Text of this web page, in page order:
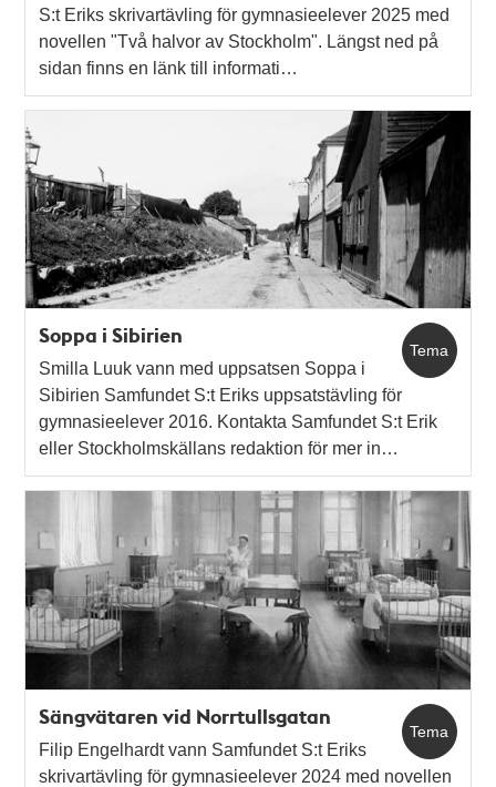
S:t Eriks skrivartävling för gymnasieelever 2025 med
novellen "Två halvor av Stockholm". Längst ned på
sidan finns en länk till informati…
Tema
Soppa i Sibirien
Smilla Luuk vann med uppsatsen Soppa i
Sibirien Samfundet S:t Eriks uppsatstävling för
gymnasieelever 2016. Kontakta Samfundet S:t Erik
eller Stockholmskällans redaktion för mer in…
Tema
Sängvätaren vid Norrtullsgatan
Filip Engelhardt vann Samfundet S:t Eriks
skrivartävling för gymnasieelever 2024 med novellen